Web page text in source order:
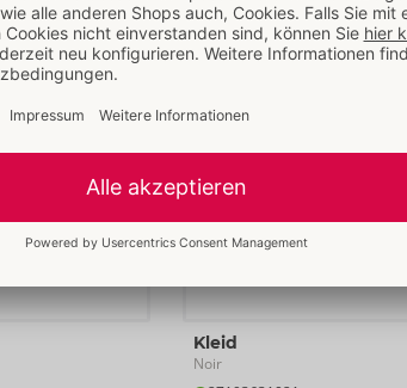
Kleid
Noir